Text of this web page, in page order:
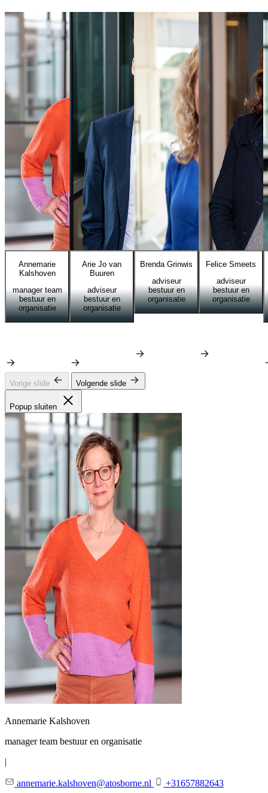
Annemarie
Kalshoven
manager team
bestuur en
organisatie
Arie Jo van
Buuren
adviseur
bestuur en
organisatie
Brenda Grinwis
adviseur
bestuur en
organisatie
Felice Smeets
adviseur
bestuur en
organisatie
Vorige slide Volgende slide
Popup sluiten
Annemarie Kalshoven
manager team bestuur en organisatie
|
annemarie.kalshoven@atosborne.nl +31657882643